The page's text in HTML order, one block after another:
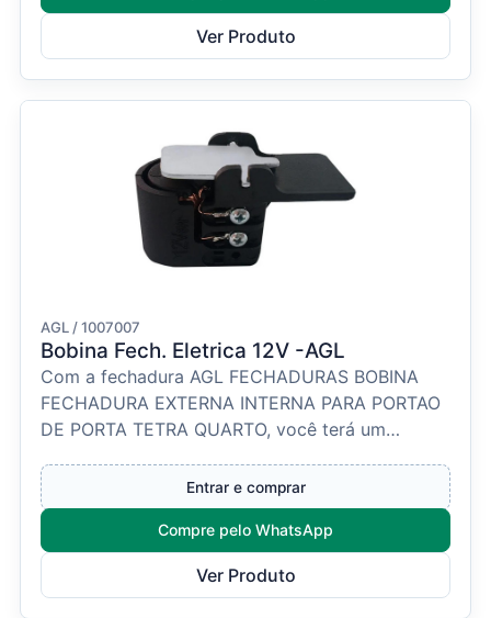
Ver Produto
AGL / 1007007
Bobina Fech. Eletrica 12V -AGL
Com a fechadura AGL FECHADURAS BOBINA
FECHADURA EXTERNA INTERNA PARA PORTAO
DE PORTA TETRA QUARTO, você terá um
Entrar e comprar
Compre pelo WhatsApp
Ver Produto